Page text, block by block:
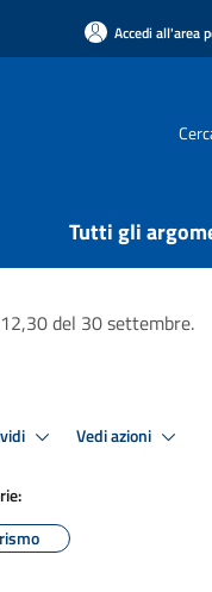
Accedi all'area
Tutti gli
del 30 settembre.
Vedi azioni